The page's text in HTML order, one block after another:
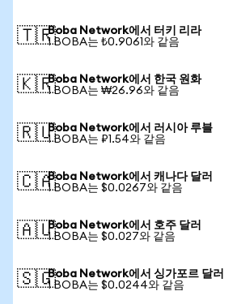
🇹🇷Boba Network에서 터키 리라
1 BOBA는 ₺0.9061와 같음
🇰🇷Boba Network에서 한국 원화
1 BOBA는 ₩26.96와 같음
🇷🇺Boba Network에서 러시아 루블
1 BOBA는 ₽1.54와 같음
🇨🇦Boba Network에서 캐나다 달러
1 BOBA는 $0.0267와 같음
🇦🇺Boba Network에서 호주 달러
1 BOBA는 $0.027와 같음
🇸🇬Boba Network에서 싱가포르 달러
1 BOBA는 $0.0244와 같음